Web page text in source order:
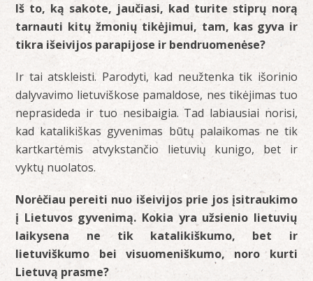
Iš to, ką sakote, jaučiasi, kad turite stiprų norą
tarnauti kitų žmonių tikėjimui, tam, kas gyva ir
tikra išeivijos parapijose ir bendruomenėse?
Ir tai atskleisti. Parodyti, kad neužtenka tik išorinio
dalyvavimo lietuviškose pamaldose, nes tikėjimas tuo
neprasideda ir tuo nesibaigia. Tad labiausiai norisi,
kad katalikiškas gyvenimas būtų palaikomas ne tik
kartkartėmis atvykstančio lietuvių kunigo, bet ir
vyktų nuolatos.
Norėčiau pereiti nuo išeivijos prie jos įsitraukimo
į Lietuvos gyvenimą. Kokia yra užsienio lietuvių
laikysena ne tik katalikiškumo, bet ir
lietuviškumo bei visuomeniškumo, noro kurti
Lietuvą prasme?